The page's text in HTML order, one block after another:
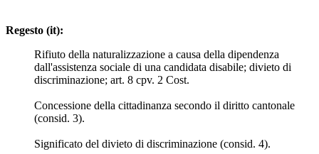
Regesto (it):
Rifiuto della naturalizzazione a causa della dipendenza
dall'assistenza sociale di una candidata disabile; divieto di
discriminazione; art. 8 cpv. 2 Cost.
Concessione della cittadinanza secondo il diritto cantonale
(consid. 3).
Significato del divieto di discriminazione (consid. 4).